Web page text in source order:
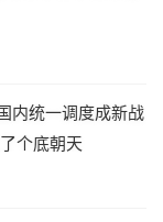
内统一调度成新战
个底朝天